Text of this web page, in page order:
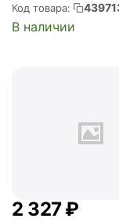
TP-LINK AX3000
(RE705X)
Код товара:
В наличии
2 327₽